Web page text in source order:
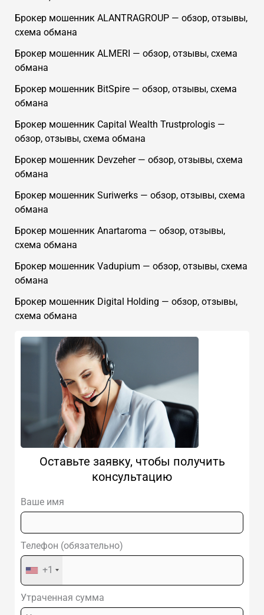
Брокер мошенник ALANTRAGROUP — обзор, отзывы,
схема обмана
Брокер мошенник ALMERI — обзор, отзывы, схема
обмана
Брокер мошенник BitSpire — обзор, отзывы, схема
обмана
Брокер мошенник Capital Wealth Trustprologis —
обзор, отзывы, схема обмана
Брокер мошенник Devzeher — обзор, отзывы, схема
обмана
Брокер мошенник Suriwerks — обзор, отзывы, схема
обмана
Брокер мошенник Anartaroma — обзор, отзывы,
схема обмана
Брокер мошенник Vadupium — обзор, отзывы, схема
обмана
Брокер мошенник Digital Holding — обзор, отзывы,
схема обмана
Оставьте заявку, чтобы получить
консультацию
Ваше имя
Телефон (обязательно)
+1
Утраченная сумма